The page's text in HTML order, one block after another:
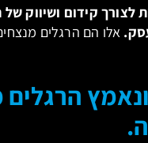
לצורך קידום ושיווק
אלו הם הרגלים
הרגלים